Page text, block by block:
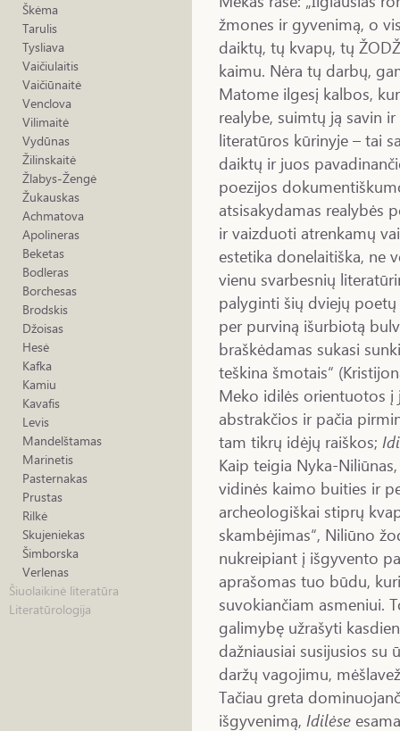
Škėma
Tarulis
Tysliava
Vaičiulaitis
Vaičiūnaitė
Venclova
Vilimaitė
Vydūnas
Žilinskaitė
Žlabys-Žengė
Žukauskas
Achmatova
Apolineras
Beketas
Bodleras
Borchesas
Brodskis
Džoisas
Hesė
Kafka
Kamiu
Kavafis
Levis
Mandelštamas
Marinetis
Pasternakas
Prustas
Rilkė
Skujeniekas
Šimborska
Verlenas
Šiuolaikinė literatūra
Literatūrologija
žmones ir gyvenimą, o
daiktų, tų kvapų, tų
kaimu. Nėra tų darbų,
Matome ilgesį kalbos,
realybe, suimtų ją savin
literatūros kūrinyje – tai
daiktų ir juos
poezijos
atsisakydamas realybės
ir vaizduoti atrenkamų
estetika donelaitiška, ne
vienu svarbesnių
palyginti šių dviejų poetų
per purviną išurbiotą
braškėdamas sukasi
teškina šmotais“
Meko idilės orientuotos į
abstrakčios ir pačia
tam tikrų idėjų raiškos;
Kaip teigia Nyka-Niliūnas,
vidinės kaimo buities ir
archeologiškai stiprų
skambėjimas“, Niliūno
nukreipiant į išgyvento
aprašomas tuo būdu,
suvokiančiam asmeniui.
galimybę užrašyti
dažniausiai susijusios su
daržų vagojimu,
Tačiau greta
išgyvenimą, Idilėse